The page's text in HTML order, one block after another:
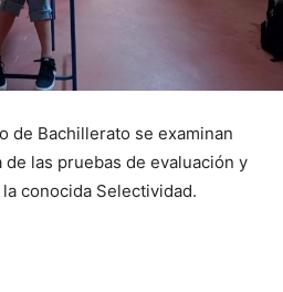
de Bachillerato se examinan
las pruebas de evaluación y
conocida Selectividad.